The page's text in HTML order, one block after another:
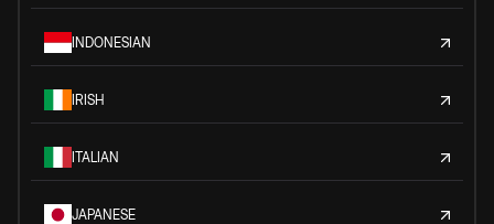
INDONESIAN
IRISH
ITALIAN
JAPANESE